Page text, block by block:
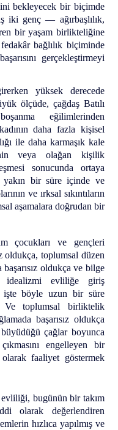
bekleyecek bir biçimde
iki genç — ağırbaşlılık,
bir yaşam birlikteliğine
bağlılık biçiminde
gerçekleştirmeyi
yüksek derecede
ölçüde, çağdaş Batılı
eğilimlerinden
daha fazla kişisel
ile daha karmaşık kale
veya olağan kişilik
sonucunda ortaya
yakın bir süre içinde ve
ve ırksal sıkıntıların
aşamalara doğrudan bir
çocukları ve gençleri
oldukça, toplumsal düzen
başarısız oldukça ve bilge
idealizmi evliliğe giriş
işte böyle uzun bir süre
Ve toplumsal birliktelik
başarısız oldukça
çağlar boyunca
engelleyen bir
faaliyet göstermek
bugünün bir takım
olarak değerlendiren
hızlıca yapılmış ve